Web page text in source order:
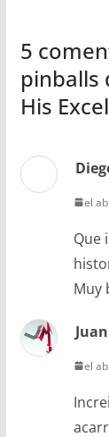
5
pinballs
His
el
Que
Muy
el